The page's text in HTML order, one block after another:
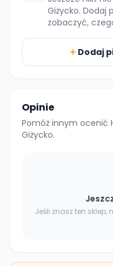
Giżycko. Dodaj
zobaczyć,
Dodaj
Opinie
Pomóż innym ocenić
Giżycko.
Jeśli znasz ten sklep,